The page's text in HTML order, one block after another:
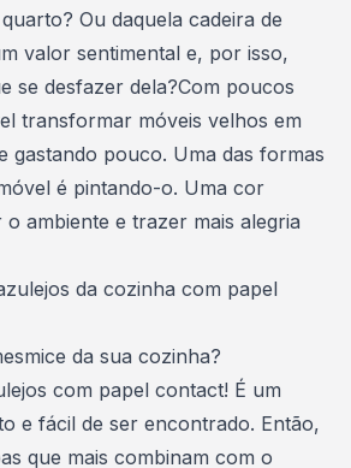
Ou daquela cadeira de
valor sentimental e, por isso,
se desfazer dela?Com poucos
transformar móveis velhos em
gastando pouco. Uma das formas
é pintando-o. Uma cor
ambiente e trazer mais alegria
da cozinha com papel
da sua cozinha?
com papel contact! É um
e fácil de ser encontrado. Então,
que mais combinam com o